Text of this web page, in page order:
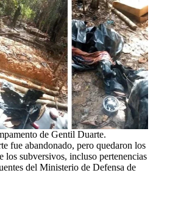
de Gentil Duarte.
fue abandonado, pero quedaron los
los subversivos, incluso pertenencias
del Ministerio de Defensa de